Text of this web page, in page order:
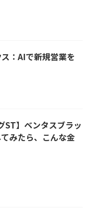
：AIで新規営業を
ST】ベンタスブラッ
みたら、こんな金